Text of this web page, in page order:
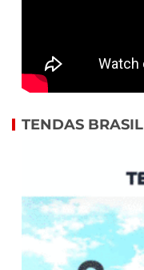
TENDAS BRASIL